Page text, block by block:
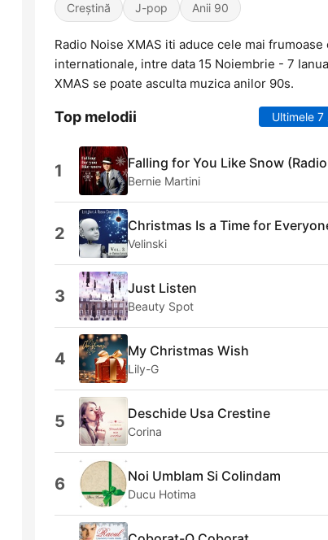
Creștină J-pop Anii 90
Radio Noise XMAS iti aduce cele mai
internationale, intre data 15 Noiembrie - 7
XMAS se poate asculta muzica anilor 90s.
Top melodii Ultimele 7
1 Falling for You Like Snow
Bernie Martini
2 Christmas Is a Time for
Velinski
3 Just Listen
Beauty Spot
4 My Christmas Wish
Lily-G
5 Deschide Usa Crestine
Corina
6 Noi Umblam Si Colindam
Ducu Hotima